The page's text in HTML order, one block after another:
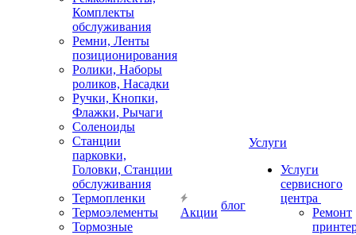
Комплекты
обслуживания
Ремни, Ленты
позиционирования
Ролики, Наборы
роликов, Насадки
Ручки, Кнопки,
Флажки, Рычаги
Соленоиды
Станции
парковки,
Головки, Станции
обслуживания
Термопленки
Термоэлементы
Тормозные
Акции
блог
Услуги
Услуги
сервисного
центра
Ремонт